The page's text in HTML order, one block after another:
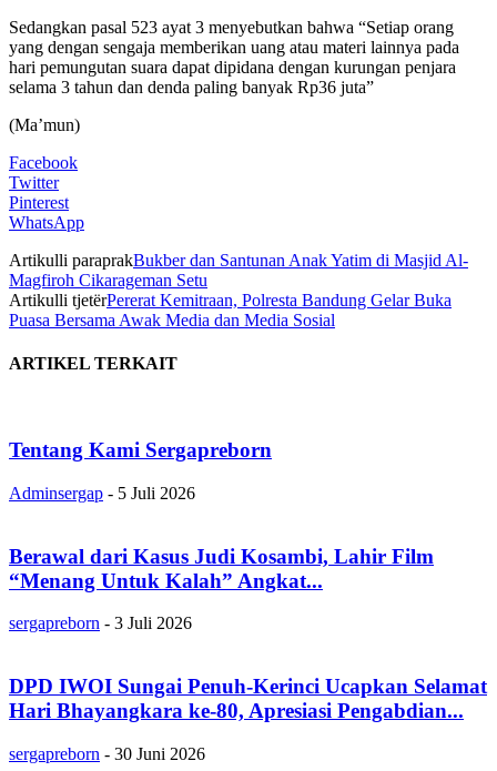
Sedangkan pasal 523 ayat 3 menyebutkan bahwa “Setiap orang
yang dengan sengaja memberikan uang atau materi lainnya pada
hari pemungutan suara dapat dipidana dengan kurungan penjara
selama 3 tahun dan denda paling banyak Rp36 juta”
(Ma’mun)
Facebook
Twitter
Pinterest
WhatsApp
Artikulli paraprakBukber dan Santunan Anak Yatim di Masjid Al-
Magfiroh Cikarageman Setu
Artikulli tjetërPererat Kemitraan, Polresta Bandung Gelar Buka
Puasa Bersama Awak Media dan Media Sosial
ARTIKEL TERKAIT
Tentang Kami Sergapreborn
Adminsergap - 5 Juli 2026
Berawal dari Kasus Judi Kosambi, Lahir Film
“Menang Untuk Kalah” Angkat...
sergapreborn - 3 Juli 2026
DPD IWOI Sungai Penuh-Kerinci Ucapkan Selamat
Hari Bhayangkara ke-80, Apresiasi Pengabdian...
sergapreborn - 30 Juni 2026